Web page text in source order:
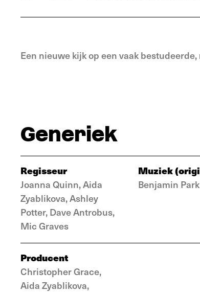
Een nieuwe kijk op een vaak
Generiek
Regisseur
Joanna Quinn, Aida
Zyablikova, Ashley
Potter, Dave Antrobus,
Mic Graves
Muziek
Benjamin Park
Producent
Christopher Grace,
Aida Zyablikova,